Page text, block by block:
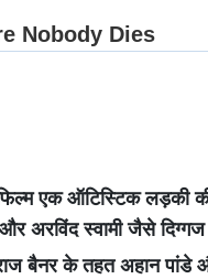
एक ऑटिस्टिक लड़की
अरविंद स्वामी जैसे
बैनर के तहत अहान